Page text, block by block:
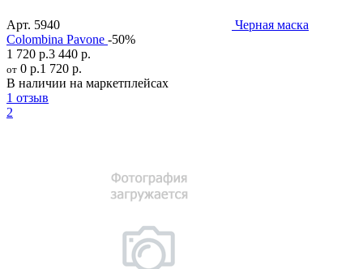
Арт. 5940
Черная маска
Colombina Pavone -50%
1 720 р.3 440 р.
от 0 р.1 720 р.
В наличии на маркетплейсах
1 отзыв
2